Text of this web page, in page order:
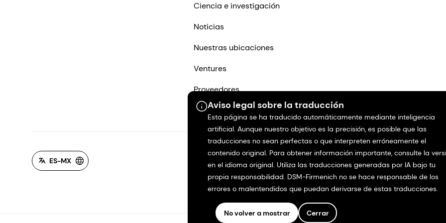
Aviso legal sobre la traducción
Esta página se ha traducido automáticamente mediante inteligencia
artificial. Aunque nuestro objetivo es la precisión, es posible que las
traducciones no sean perfectas o que interpreten erróneamente el
contenido original. Para obtener información importante, consulte la
en el idioma original. Utiliza las traducciones generadas por IA bajo tu
propia responsabilidad. DSM-Firmenich no se hace responsable de los
errores o malentendidos que puedan derivarse de estas traducciones.
No volver a mostrar Cerrar
Ciencia e investigación
Noticias
Nuestras ubicaciones
Ventures
Proveedores
Contáctenos
ES-MX